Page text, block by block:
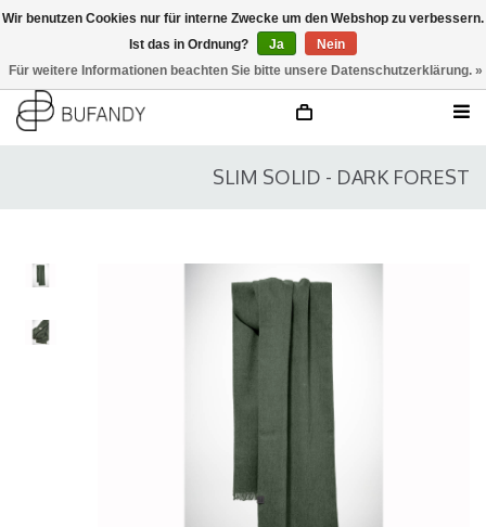
SLIM SOLID - DARK FOREST
Wir benutzen Cookies nur für interne Zwecke um den Webshop zu verbessern.
Ist das in Ordnung?
Ja
Nein
Für weitere Informationen beachten Sie bitte unsere Datenschutzerklärung. »